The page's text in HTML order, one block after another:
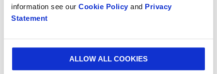
information see our Cookie Policy and Privacy
Statement
ALLOW ALL COOKIES
Smurfit Kappa jest znana z projektuBetter Planet
Packaging
zaprojektowanych w sposób bardziej zrównoważony i
dostosowany do potrzeb klientów.